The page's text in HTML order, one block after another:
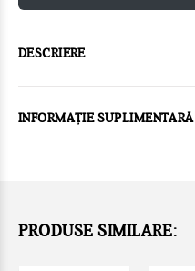
DESCRIERE
INFORMAȚIE SUPLIMENTARĂ
PRODUSE SIMILARE: